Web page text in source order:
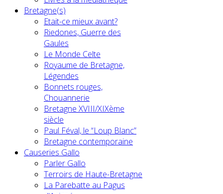
Bretagne(s)
Etait-ce mieux avant?
Riedones, Guerre des
Gaules
Le Monde Celte
Royaume de Bretagne,
Légendes
Bonnets rouges,
Chouannerie
Bretagne XVIII/XIXème
siècle
Paul Féval, le “Loup Blanc”
Bretagne contemporaine
Causeries Gallo
Parler Gallo
Terroirs de Haute-Bretagne
La Parebatte au Pagus